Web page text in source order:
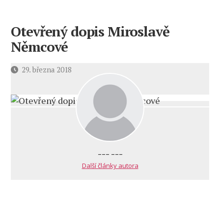
Otevřený dopis Miroslavě
Němcové
Datum29. března 2018
--- ---
Další články autora